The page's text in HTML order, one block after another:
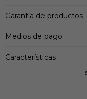
Garantía de productos
Medios de pago
Características